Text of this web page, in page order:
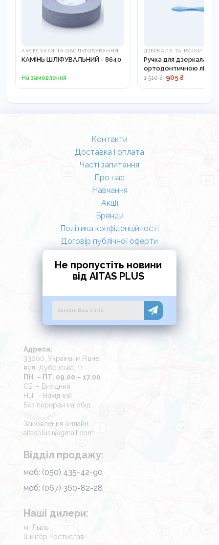
АКСЕСУАРИ ТА ОБСЛУГОВУВАННЯ
КАМІНЬ ШЛІФУВАЛЬНИЙ - 8640
На замовлення
ДЗЕРКАЛА ТА РУЧКИ
Ручка для дзеркала з
ортодонтичною
25-26 ES
1 510 ₴ 905 ₴
Контакти
Доставка і оплата
Часті запитання
Про нас
Навчання
Акції
Бренди
Політика конфіденційності
Договір публічної оферти
Не пропустіть новини
від AITAS PLUS
Адреса:
33000, Україна, м.Рівне
вул. Дубенська, 11
ПН. – ПТ. 09.00 – 17.00
СБ. – Вихідний
НД. – Вихідний
Без перерви на обід
Замовлення онлайн:
aitasplus1@gmail.com
Відділ продажу:
моб: (050) 435-42-90
моб: (067) 360-82-28
Наші дилери:
м. Львів
Шмігер Ростислав